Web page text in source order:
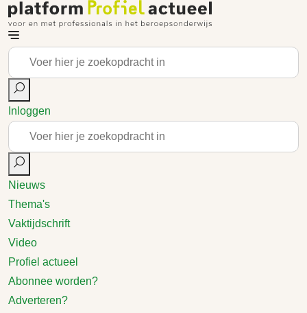
Inloggen
Nieuws
Thema's
Vaktijdschrift
Video
Profiel actueel
Abonnee worden?
Adverteren?